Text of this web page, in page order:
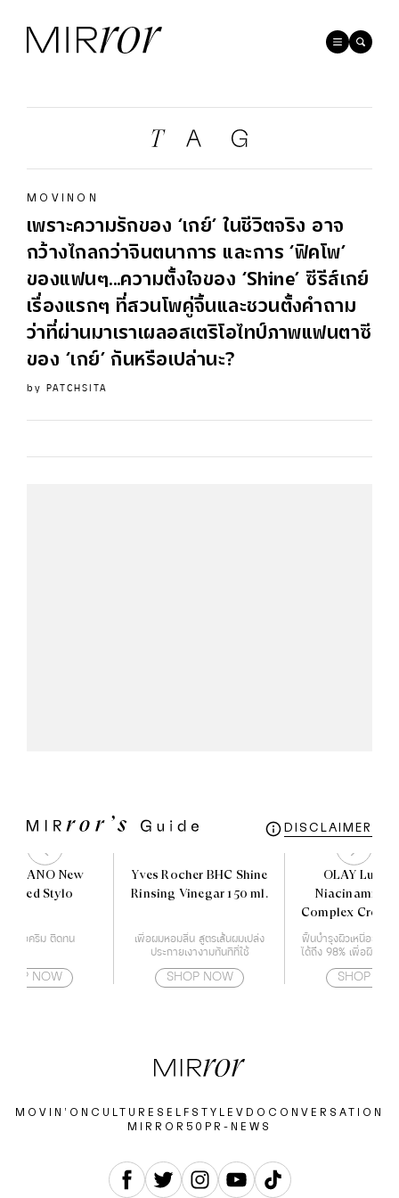
MOVINON
เพราะความรักของ ‘เกย์’ ในชีวิตจริง อาจ
กว้างไกลกว่าจินตนาการ และการ ‘ฟิคโพ’
ของแฟนๆ...ความตั้งใจของ ‘Shine’ ซีรีส์เกย์
เรื่องแรกๆ ที่สวนโพคู่จิ้นและชวนตั้งคำถาม
ว่าที่ผ่านมาเราเผลอสเตริโอไทป์ภาพแฟนตาซี
ของ ‘เกย์’ กันหรือเปล่านะ?
by PATCHSITA
DISCLAIMER
MILANO New
Stylo
กเนื้อครีม ติดทน
NOW
Yves Rocher BHC Shine
Rinsing Vinegar 150 ml.
เพื่อผมหอมลื่น สูตรเส้นผมเปล่ง
ประกายเงางามทันทีที่ใช้
SHOP NOW
OLAY
Complex
ฟื้นบำรุงผิวเหนื่อยล้าใ
ได้ถึง 98% เพื่อผิวโกล
SHOP
MOVIN’ON CULTURE SELF STYLE VDO CONVERSATION
MIRROR50 PR-NEWS